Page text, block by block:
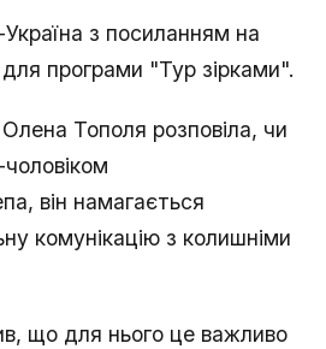
з посиланням на
програми "Тур зірками".
Олена Тополя розповіла, чи
він намагається
комунікацію з колишніми
що для нього це важливо